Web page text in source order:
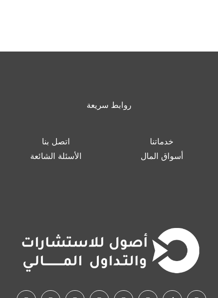
روابط سريعة
خدماتنا
اتصل بنا
أسواق المال
الأسئلة الشائعة